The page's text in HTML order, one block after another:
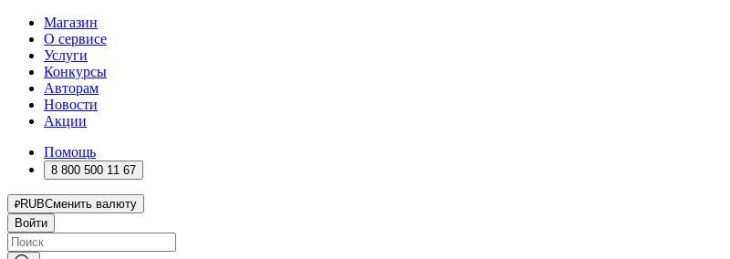
Магазин
О сервисе
Услуги
Конкурсы
Авторам
Новости
Акции
Помощь
8 800 500 11 67
RUBСменить валюту
Войти